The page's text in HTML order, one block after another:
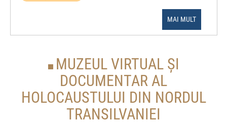
MAI MULT
MUZEUL VIRTUAL ȘI
DOCUMENTAR AL
HOLOCAUSTULUI DIN NORDUL
TRANSILVANIEI